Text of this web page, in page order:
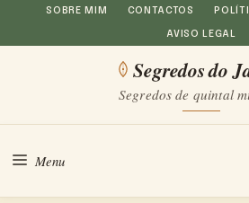
Saltar
para
SOBRE MIM CONTACTOS
AVISO LEGAL
Segredos do
Segredos de quintal
Menu